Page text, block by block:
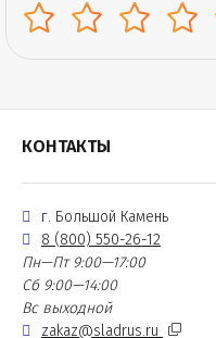
КОНТАКТЫ
г. Большой Камень
8 (800) 550-26-12
Пн—Пт 9:00—17:00
Сб 9:00—14:00
Вс выходной
zakaz@sladrus.ru